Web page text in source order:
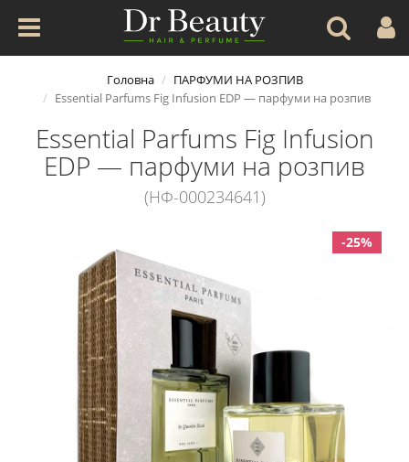
Головна
ПАРФУМИ НА РОЗПИВ
Essential Parfums Fig Infusion EDP — парфуми на розпив
Essential Parfums Fig Infusion
EDP — парфуми на розпив
(НФ-000234641)
-25%